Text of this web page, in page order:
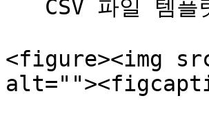
<figure><img